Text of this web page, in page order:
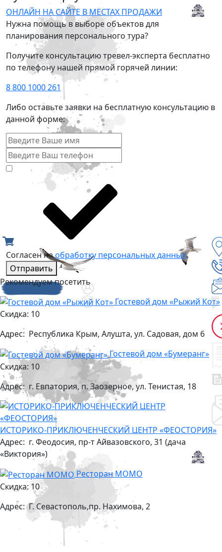
ОНЛАЙН НА САЙТЕ В МЕСТАХ ПРОДАЖИ
Нужна помощь в выборе объектов для
планирования персонального тура?
Получите консультацию тревел-эксперта бесплатно
по телефону нашей прямой горячей линии:
8 800 1000 261
Либо оставьте заявки на бесплатную консультацию в
данной форме:
Согласен наобработку персональных данных.
Отправить
Рекомендуем посетить
Гостевой дом «Рыжий Кот»
Скидка: 10
Адрес:Республика Крым, Алушта, ул. Садовая, дом 6
Гостевой дом «Бумеранг»
Скидка: 10
Адрес: г. Евпатория, п. Заозерное, ул. Тенистая, 18
ИСТОРИКО-ПРИКЛЮЧЕНЧЕСКИЙ ЦЕНТР «ФЕОСТОРИЯ»
Адрес: г. Феодосия, пр-т Айвазовского, 31 (дача
«Виктория»)
Ресторан MOMO
Скидка: 10
Адрес:Г. Севастополь,пр. Нахимова, 2